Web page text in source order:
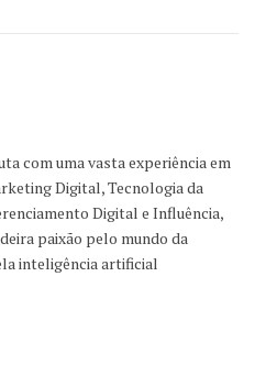
com uma vasta experiência em
Digital, Tecnologia da
Digital e Influência,
paixão pelo mundo da
inteligência artificial